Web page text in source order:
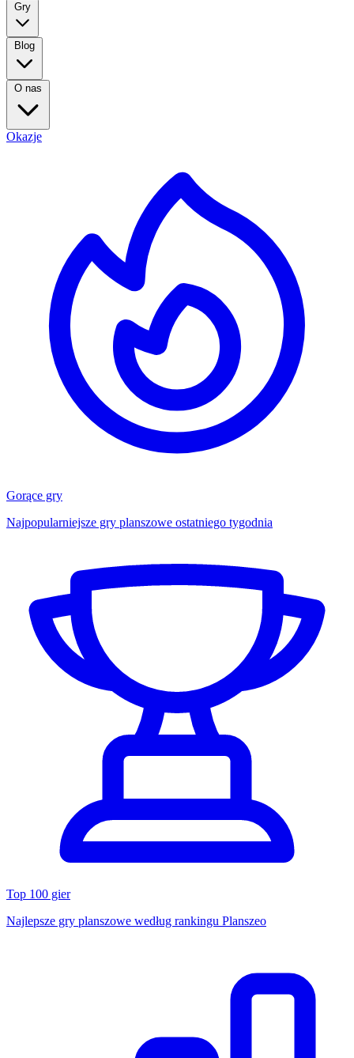
Gry
Blog
O nas
Okazje
Gorące gry
Najpopularniejsze gry planszowe ostatniego tygodnia
Top 100 gier
Najlepsze gry planszowe według rankingu Planszeo